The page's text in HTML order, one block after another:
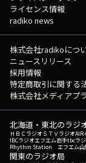
ライセンス情報
radiko news
株式会社radikoにつ
ニュースリリース
採用情報
特定商取引に関する
株式会社メディアプ
北海道・東北のラジ
ＨＢＣラジオＳＴＶラジオ
IBCラジオエフエム岩手tbcラ
Rhythm Station エフエム山
関東のラジオ局